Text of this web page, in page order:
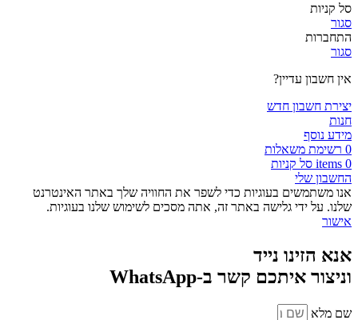
סל קניות
סגור
התחברות
סגור
אין חשבון עדיין?
יצירת חשבון חדש
חנות
מידע נוסף
0 רשימת משאלות
0
items סל קניות
החשבון שלי
אנו משתמשים בעוגיות כדי לשפר את החוויה שלך באתר האינטרנט
שלנו. על ידי גלישה באתר זה, אתה מסכים לשימוש שלנו בעוגיות.
אישור
אנא הזינו נייד
וניצור איתכם קשר ב-WhatsApp
שם מלא